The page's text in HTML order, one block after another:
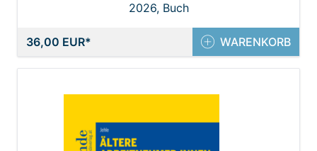
2026, Buch
36,00 EUR WARENKORB